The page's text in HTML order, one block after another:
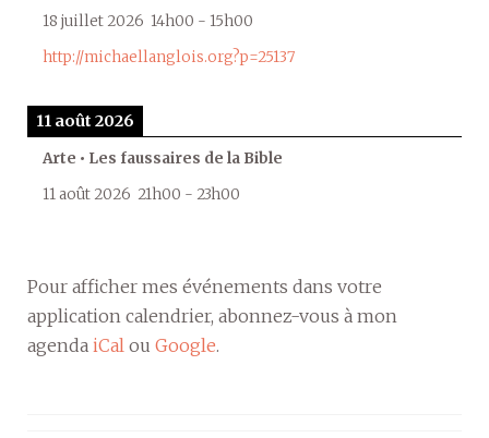
18 juillet 2026 14h00 - 15h00
http://michaellanglois.org?p=25137
11 août 2026
Arte • Les faussaires de la Bible
11 août 2026 21h00 - 23h00
Pour afficher mes événements dans votre
application calendrier, abonnez-vous à mon
agenda iCal ou Google.